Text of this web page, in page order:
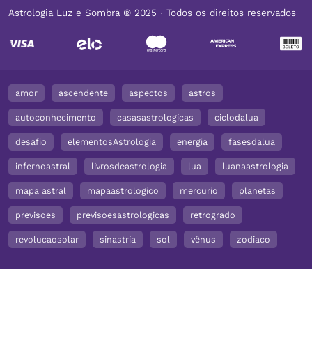
Astrologia Luz e Sombra ® 2025 ∙ Todos os direitos reservados
amor ascendente aspectos astros
autoconhecimento casasastrologicas ciclodalua
desafio elementosAstrologia energia fasesdalua
infernoastral livrosdeastrologia lua luanaastrologia
mapa astral mapaastrologico mercurio planetas
previsoes previsoesastrologicas retrogrado
revolucaosolar sinastria sol vênus zodiaco